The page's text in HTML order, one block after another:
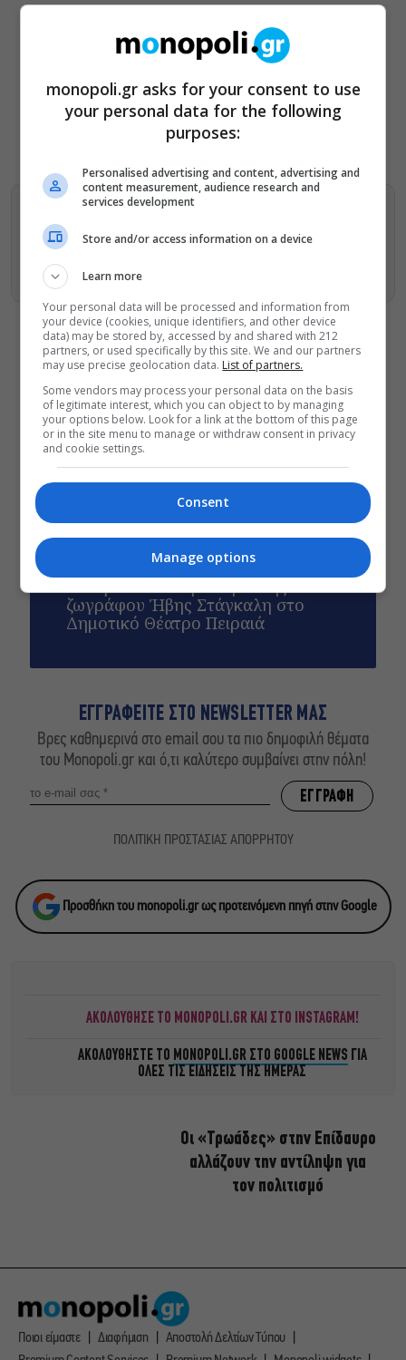
Βρείτε περισσότερα άρθρα μας στα αποτελέσματα
αναζητησης
ΔΕΙΤΕ ΕΠΙΣΗΣ
Θέατρο, συναυλίες, εκθέσεις: Τι
κάνουμε στην πόλη από Παρασκευή
έως Κυριακή 7-9 Αυγούστου
«Κλεμμένος Πειρατής» – «Beauty and
Blue»: Το διπλό εκθεσιακό ταξίδι του
Απόστολου Χαντζαρά στην Πάτμο
Artist Unknown – Η Ήβη ήταν εδώ:
ζωγράφου Ήβης Στάγκαλη στο
Δημοτικό Θέατρο Πειραιά
ΕΓΓΡΑΦΕΙΤΕ ΣΤΟ NEWSLETTER ΜΑΣ
Βρες καθημερινά στο email σου τα πιο δημοφιλή θέματα
του Monopoli.gr και ό,τι καλύτερο συμβαίνει στην πόλη!
ΠΟΛΙΤΙΚΗ ΠΡΟΣΤΑΣΙΑΣ ΑΠΟΡΡΗΤΟΥ
Προσθήκη του monopoli.gr ως προτεινόμενη πηγή στην Google
ΑΚΟΛΟΥΘΗΣΕ ΤΟ MONOPOLI.GR ΚΑΙ ΣΤΟ INSTAGRAM!
ΑΚΟΛΟΥΘΗΣΤΕ ΤΟ MONOPOLI.GR ΣΤΟ GOOGLE NEWS ΓΙΑ
ΟΛΕΣ ΤΙΣ ΕΙΔΗΣΕΙΣ ΤΗΣ ΗΜΕΡΑΣ
Οι «Τρωάδες» στην Επίδαυρο
αλλάζουν την αντίληψη για
τον πολιτισμό
Ποιοι είμαστε Διαφήμιση
Αποστολή Δελτίων Τύπου
monopoli.gr asks for your consent to use
your personal data for the following
purposes:
Personalised advertising and content, advertising and
content measurement, audience research and
services development
Store and/or access information on a device
Learn more
Your personal data will be processed and information from
your device (cookies, unique identifiers, and other device
data) may be stored by, accessed by and shared with 212
partners, or used specifically by this site. We and our partners
may use precise geolocation data. List of partners.
Some vendors may process your personal data on the basis
of legitimate interest, which you can object to by managing
your options below. Look for a link at the bottom of this page
or in the site menu to manage or withdraw consent in privacy
and cookie settings.
Consent
Manage options